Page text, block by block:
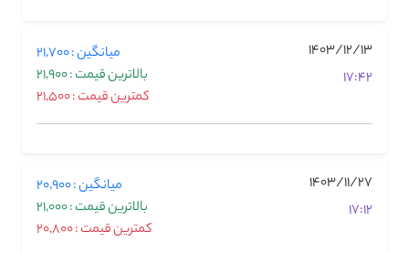
1403/12/13
17:42
میانگین : 21,700
بالاترین قیمت : 21,900
کمترین قیمت : 21,500
1403/11/27
17:12
میانگین : 20,900
بالاترین قیمت : 21,000
کمترین قیمت : 20,800